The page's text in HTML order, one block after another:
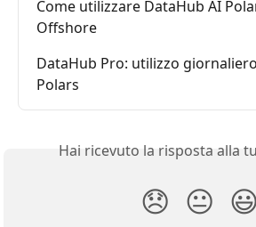
Come utilizzare DataHub AI
Offshore
DataHub Pro: utilizzo
Polars
Hai ricevuto la risposta alla
😞 😐 😃